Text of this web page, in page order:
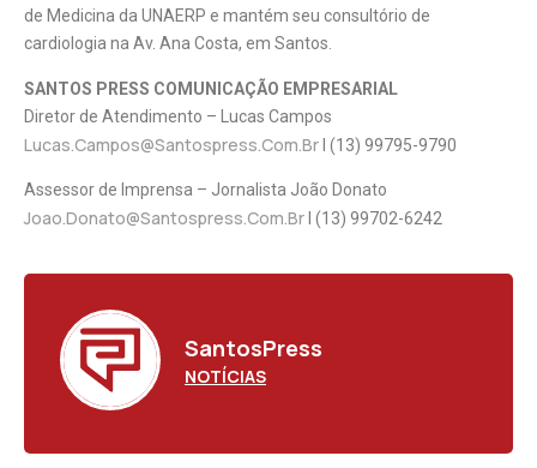
de Medicina da UNAERP e mantém seu consultório de
cardiologia na Av. Ana Costa, em Santos.
SANTOS PRESS COMUNICAÇÃO EMPRESARIAL
Diretor de Atendimento – Lucas Campos
Lucas.campos@santospress.com.brl (13) 99795-9790
Assessor de Imprensa – Jornalista João Donato
Joao.donato@santospress.com.br l (13) 99702-6242
SantosPress
NOTÍCIAS